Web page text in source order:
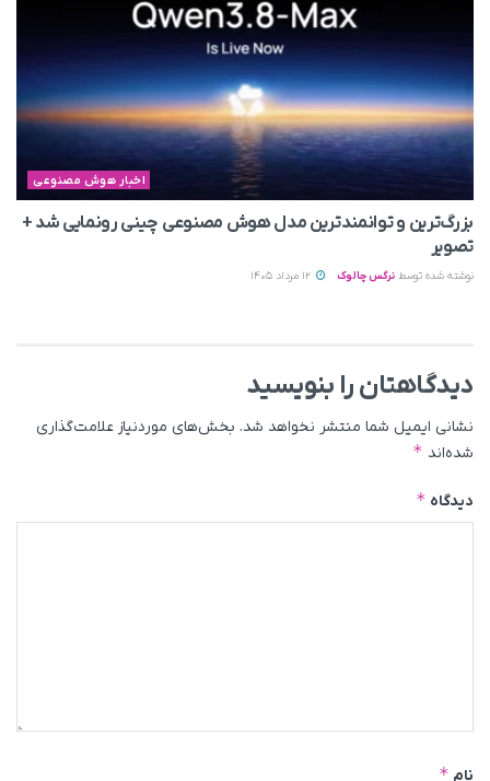
اخبار هوش مصنوعی
بزرگ‌ترین و توانمندترین مدل هوش مصنوعی چینی رونمایی شد +
تصویر
نوشته شده توسط نرگس چالوک
دیدگاهتان را بنویسید
نشانی ایمیل شما منتشر نخواهد شد. بخش‌های موردنیاز علامت‌گذاری
شده‌اند *
دیدگاه *
نام *